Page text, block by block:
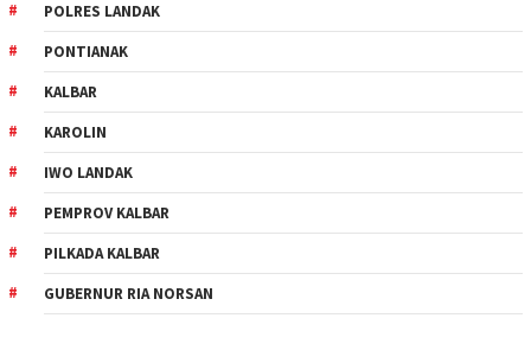
POLRES LANDAK
PONTIANAK
KALBAR
KAROLIN
IWO LANDAK
PEMPROV KALBAR
PILKADA KALBAR
GUBERNUR RIA NORSAN